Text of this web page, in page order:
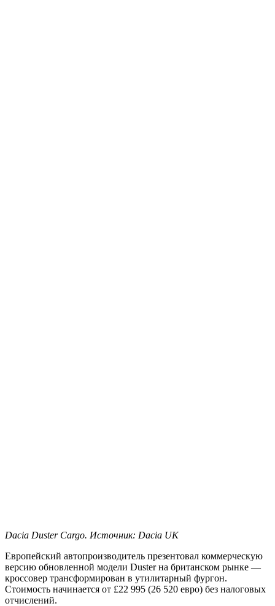
Dacia Duster Cargo. Источник: Dacia UK
Европейский автопроизводитель презентовал коммерческую
версию обновленной модели Duster на британском рынке —
кроссовер трансформирован в утилитарный фургон.
Стоимость начинается от £22 995 (26 520 евро) без налоговых
отчислений.